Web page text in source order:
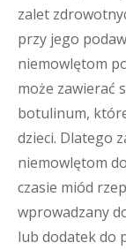
zalet
przy jego
niemowlętom
może zawierać
botulinum,
dzieci. Dlatego
niemowlętom
czasie miód
wprowadzany
lub dodatek do